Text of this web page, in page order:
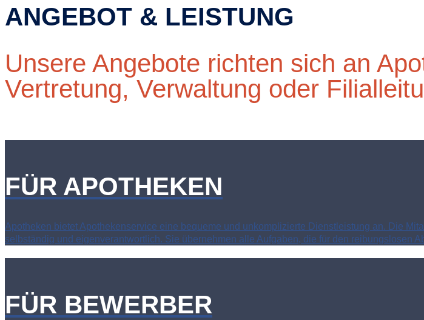
ANGEBOT & LEISTUNG
Unsere Angebote richten sich an
Vertretung, Verwaltung oder
FÜR APOTHEKEN
Apotheken bietet Apothekenservice eine bequeme und unkomplizierte Dienstleistung an. Die
selbständig und eigenverantwortlich. Sie übernehmen alle Aufgaben, die für den reibungslosen
FÜR BEWERBER